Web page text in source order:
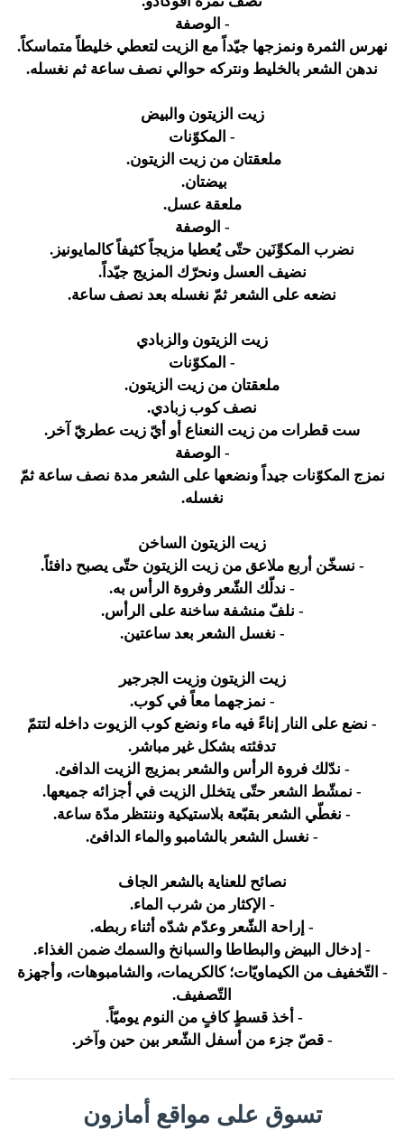
- الوصفة
نهرس الثمرة ونمزجها جيّداً مع الزيت لتعطي خليطاً متماسكاً.
ندهن الشعر بالخليط ونتركه حوالي نصف ساعة ثم نغسله.
زيت الزيتون والبيض
- المكوّنات
ملعقتان من زيت الزيتون.
بيضتان.
ملعقة عسل.
- الوصفة
نضرب المكوِّنَين حتّى يُعطيا مزيجاً كثيفاً كالمايونيز.
نضيف العسل ونحرّك المزيج جيّداً.
نضعه على الشعر ثمّ نغسله بعد نصف ساعة.
زيت الزيتون والزبادي
- المكوّنات
ملعقتان من زيت الزيتون.
نصف كوب زبادي.
ست قطرات من زيت النعناع أو أيّ زيت عطريّ آخر.
- الوصفة
نمزج المكوّنات جيداً ونضعها على الشعر مدة نصف ساعة ثمّ
نغسله.
زيت الزيتون الساخن
- نسخّن أربع ملاعق من زيت الزيتون حتّى يصبح دافئاً.
- ندلّك الشّعر وفروة الرأس به.
- نلفّ منشفة ساخنة على الرأس.
- نغسل الشعر بعد ساعتين.
زيت الزيتون وزيت الجرجير
- نمزجهما معاً في كوب.
- نضع على النار إناءً فيه ماء ونضع كوب الزيوت داخله لتتمّ
تدفئته بشكل غير مباشر.
- ندّلك فروة الرأس والشعر بمزيج الزيت الدافئ.
- نمشّط الشعر حتّى يتخلل الزيت في أجزائه جميعها.
- نغطّي الشعر بقبّعة بلاستيكية وننتظر مدّة ساعة.
- نغسل الشعر بالشامبو والماء الدافئ.
نصائح للعناية بالشعر الجاف
- الإكثار من شرب الماء.
- إراحة الشّعر وعدّم شدّه أثناء ربطه.
- إدخال البيض والبطاطا والسبانخ والسمك ضمن الغذاء.
- التّخفيف من الكيماويّات؛ كالكريمات، والشامبوهات، وأجهزة
التّصفيف.
- أخذ قسطٍ كافٍ من النوم يوميّاً.
- قصّ جزء من أسفل الشّعر بين حين وآخر.
تسوق على مواقع أمازون